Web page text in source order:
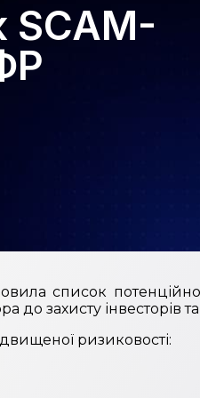
SCAM-
список
захисту інвесторів та
ризиковості: